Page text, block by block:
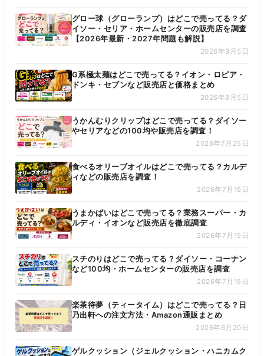
グロー球（グローランプ）はどこで売ってる？ダ
イソー・セリア・ホームセンターの販売店を調査
【2026年最新・2027年問題も解説】
2026年8月5日
G系極太麺はどこで売ってる？イオン・ロピア・
ドンキ・セブンなど販売店と価格まとめ
2026年8月5日
うかんむりクリップはどこで売ってる？ダイソー
やセリアなどの100均や販売店を調査！
2026年7月25日
食べるオリーブオイルはどこで売ってる？カルデ
ィなどの販売店を調査！
2026年7月16日
うまかばいはどこで売ってる？業務スーパー・カ
ルディ・イオンなど販売店を徹底調査
2026年7月15日
スチのりはどこで売ってる？ダイソー・コーナン
など100均・ホームセンターの販売店を調査
2026年7月15日
楽茶待夢（ティータイム）はどこで売ってる？日
乃出軒への注文方法・Amazon通販まとめ
2026年6月20日
ゲルクッション（ジェルクッション・ハニカムク